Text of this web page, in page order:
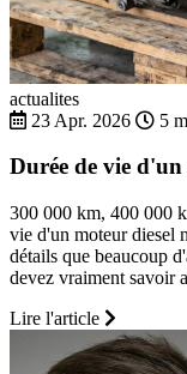
actualites
23 Apr. 2026
5
Durée de vie
300 000 km, 400 000
vie d'un moteur diesel
détails que beaucoup
devez vraiment savoir
Lire l'article